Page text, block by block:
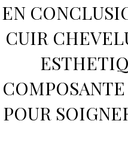
EN
CUIR
POUR